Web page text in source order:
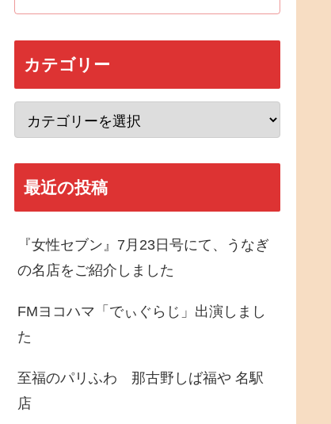
カテゴリー
最近の投稿
『女性セブン』7月23日号にて、うなぎ
の名店をご紹介しました
FMヨコハマ「でぃぐらじ」出演しまし
た
至福のパリふわ 那古野しば福や 名駅
店